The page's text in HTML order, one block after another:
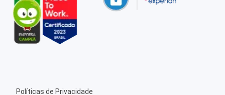
Políticas de Privacidade